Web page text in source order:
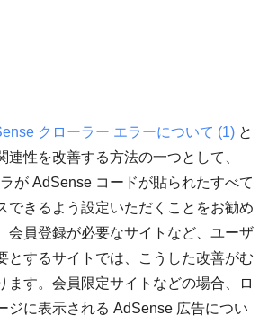
クローラー エラーについて (1) と
連性を改善する方法の一つとして、
が AdSense コードが貼られたすべて
できるよう設定いただくことをお勧め
会員登録が必要なサイトなど、ユーザ
とするサイトでは、こうした改善がむ
ます。会員限定サイトなどの場合、ロ
ジに表示される AdSense 広告につい